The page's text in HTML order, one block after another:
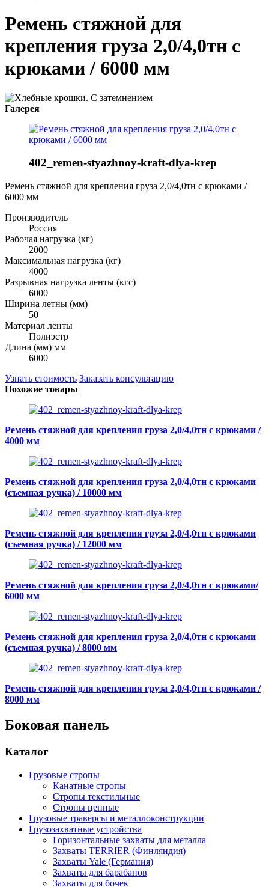
Ремень стяжной для
крепления груза 2,0/4,0тн с
крюками / 6000 мм
Галерея
402_remen-styazhnoy-kraft-dlya-krep
Ремень стяжной для крепления груза 2,0/4,0тн с крюками /
6000 мм
Производитель
Россия
Рабочая нагрузка (кг)
2000
Максимальная нагрузка (кг)
4000
Разрывная нагрузка ленты (кгс)
6000
Ширина летны (мм)
50
Материал ленты
Полиэстр
Длина (мм) мм
6000
Узнать стоимость Заказать консультацию
Похожие товары
Ремень стяжной для крепления груза 2,0/4,0тн с крюками /
4000 мм
Ремень стяжной для крепления груза 2,0/4,0тн с крюками
(съемная ручка) / 10000 мм
Ремень стяжной для крепления груза 2,0/4,0тн с крюками
(съемная ручка) / 12000 мм
Ремень стяжной для крепления груза 2,0/4,0тн с крюками/
6000 мм
Ремень стяжной для крепления груза 2,0/4,0тн с крюками
(съемная ручка) / 8000 мм
Ремень стяжной для крепления груза 2,0/4,0тн с крюками /
8000 мм
Боковая панель
Каталог
Грузовые стропы
Канатные стропы
Стропы текстильные
Стропы цепные
Грузовые траверсы и металлоконструкции
Грузозахватные устройства
Горизонтальные захваты для металла
Захваты TERRIER (Финляндия)
Захваты Yale (Германия)
Захваты для барабанов
Захваты для бочек